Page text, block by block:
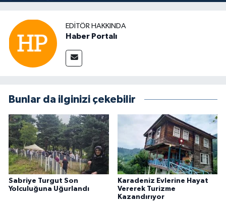
EDITÖR HAKKINDA
Haber Portalı
Bunlar da ilginizi çekebilir
Sabriye Turgut Son
Yolculuğuna Uğurlandı
Karadeniz Evlerine Hayat
Vererek Turizme
Kazandırıyor